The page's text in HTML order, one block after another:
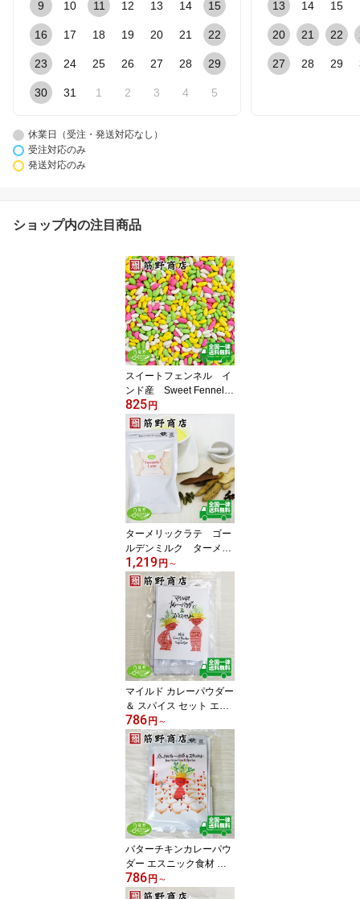
9 10 11 12 13 14 15
16 17 18 19 20 21 22
23 24 25 26 27 28 29
30 31 1 2 3 4 5
13 14 15
20 21 22
27 28 29
休業日（受注・発送対応なし）
受注対応のみ
発送対応のみ
ショップ内の注目商品
スイートフェンネル イ
ンド産 Sweet Fennel
送料無料 ソンフ ソー
ンフ ムクワス 口直
し ポイント消化 スパ
イスカレー スパイス
spice 香辛料 マウス
フレッシュ 清涼菓子
825円
ターメリックラテ ゴー
ルデンミルク ターメリ
ック ウコン アイスラ
テ 自社配合 送料無
料 ポイント消化 spic
e 香辛料 紅茶 茶葉
1,219円 ～
マイルド カレーパウダー
＆ スパイス セット エス
ニック食材 カレー粉 ス
パイス spice 香辛料 筋野
商店 mild curry powder s
et spice sujino 16g（5〜
6皿分）・60g（30皿
分） 送料無料
786円 ～
バターチキンカレーパウ
ダー エスニック食材 カ
レー粉 スパイス spice 香
辛料 筋野商店 butter chic
786円 ～